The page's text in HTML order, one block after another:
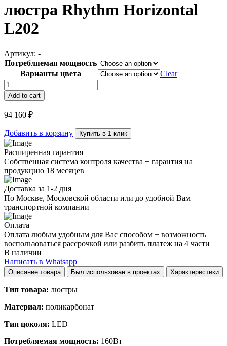
люстра Rhythm Horizontal
L202
Артикул: -
Потребляемая мощность
Варианты цвета
Clear
люстра
Rhythm
Horizontal
L202
quantity
Add to cart
94 160 ₽
Добавить в корзину Купить в 1 клик
Расширенная гарантия
Собственная система контроля качества + гарантия на
продукцию 18 месяцев
Доставка за 1-2 дня
По Москве, Московской области или до удобной Вам
транспортной компании
Оплата
Оплата любым удобным для Вас способом + возможность
воспользоваться рассрочкой или разбить платеж на 4 части
В наличии
Написать в Whatsapp
Описание товара Был использован в проектах Характеристики
Тип товара: люстры
Материал: поликарбонат
Тип цоколя: LED
Потребляемая мощность: 160Вт